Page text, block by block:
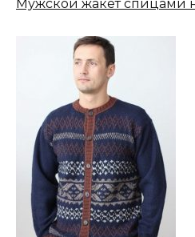
Мужской жакет спицами